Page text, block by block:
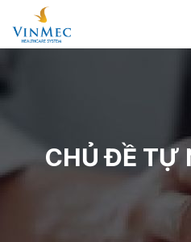
CHỦ ĐỀ TỰ